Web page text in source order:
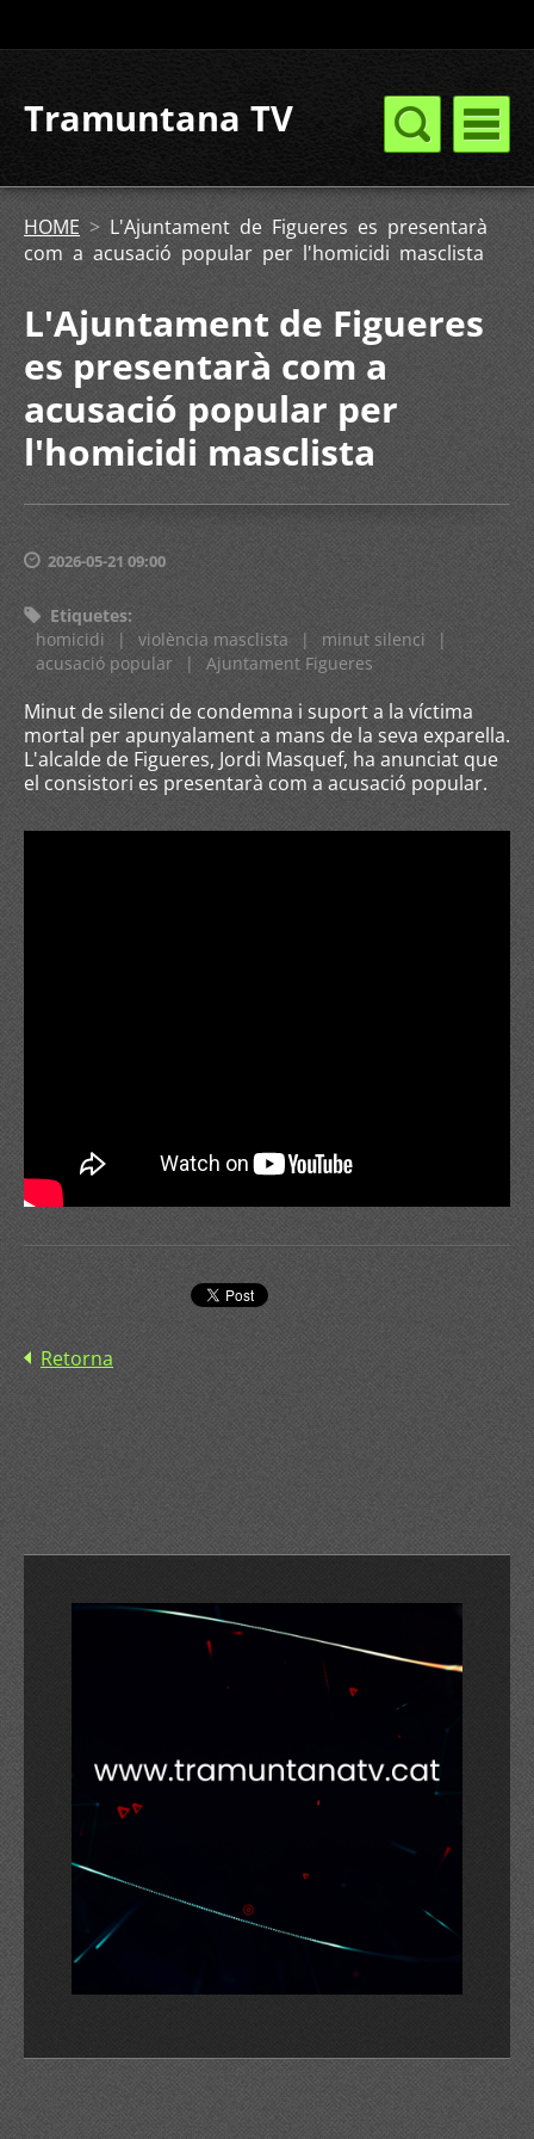
Tramuntana TV
HOME > L'Ajuntament de Figueres es presentarà
com a acusació popular per l'homicidi masclista
L'Ajuntament de Figueres
es presentarà com a
acusació popular per
l'homicidi masclista
2026-05-21 09:00
Etiquetes:
homicidi
| violència masclista | minut silenci
|
acusació popular
| Ajuntament Figueres
Minut de silenci de condemna i suport a la víctima
mortal per apunyalament a mans de la seva exparella.
L'alcalde de Figueres, Jordi Masquef, ha anunciat que
el consistori es presentarà com a acusació popular.
Retorna